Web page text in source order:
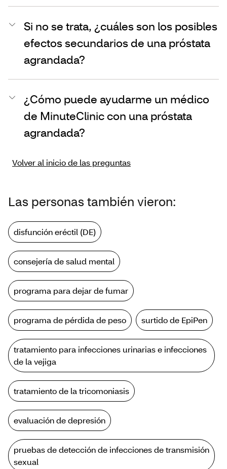
Si no se trata, ¿cuáles son los posibles
efectos secundarios de una próstata
agrandada?
¿Cómo puede ayudarme un médico
de MinuteClinic con una próstata
agrandada?
Volver al inicio de las preguntas
Las personas también vieron:
disfunción eréctil (DE)
consejería de salud mental
programa para dejar de fumar
programa de pérdida de peso surtido de EpiPen
tratamiento para infecciones urinarias e infecciones
de la vejiga
tratamiento de la tricomoniasis
evaluación de depresión
pruebas de detección de infecciones de transmisión
sexual